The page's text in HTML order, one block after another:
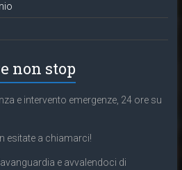
non stop
e intervento emergenze, 24 ore su
esitate a chiamarci!
e avvalendoci di